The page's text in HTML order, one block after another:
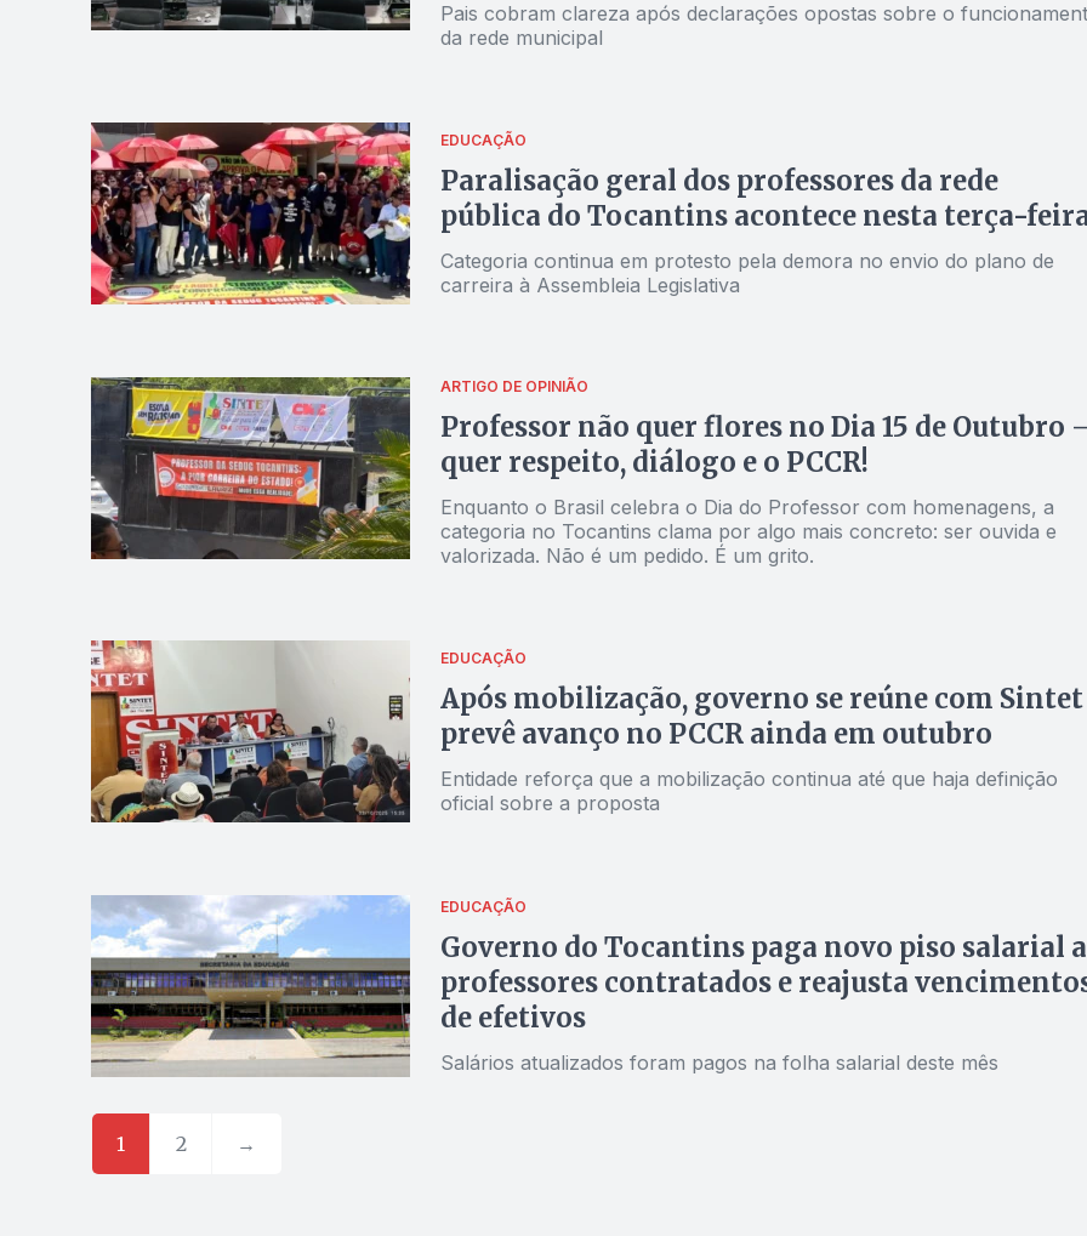
Pais cobram clareza após declarações opostas sobre o
da rede municipal
EDUCAÇÃO
Paralisação geral dos professores da rede
pública do Tocantins acontece nesta terça-
Categoria continua em protesto pela demora no envio do plano de
carreira à Assembleia Legislativa
ARTIGO DE OPINIÃO
Professor não quer flores no Dia 15 de Outubro
quer respeito, diálogo e o PCCR!
Enquanto o Brasil celebra o Dia do Professor com homenagens, a
categoria no Tocantins clama por algo mais concreto: ser ouvida e
valorizada. Não é um pedido. É um grito.
EDUCAÇÃO
Após mobilização, governo se reúne com Sintet
prevê avanço no PCCR ainda em outubro
Entidade reforça que a mobilização continua até que haja definição
oficial sobre a proposta
EDUCAÇÃO
Governo do Tocantins paga novo piso salarial a
professores contratados e reajusta
de efetivos
Salários atualizados foram pagos na folha salarial deste mês
1 2 →